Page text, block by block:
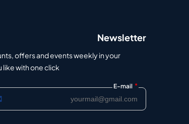
Newsletter
offers and events weekly in your
with one click.
E-mail *